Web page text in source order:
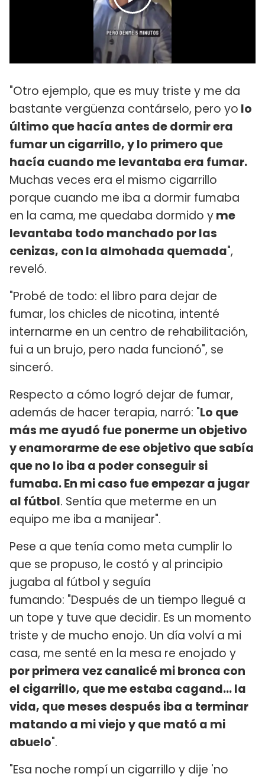
"Otro ejemplo, que es muy triste y me da
bastante vergüenza contárselo, pero yo lo
último que hacía antes de dormir era
fumar un cigarrillo, y lo primero que
hacía cuando me levantaba era fumar.
Muchas veces era el mismo cigarrillo
porque cuando me iba a dormir fumaba
en la cama, me quedaba dormido yme
levantaba todo manchado por las
cenizas, con la almohada quemada",
reveló.
"Probé de todo: el libro para dejar de
fumar, los chicles de nicotina, intenté
internarme en un centro de rehabilitación,
fui a un brujo, pero nada funcionó", se
sinceró.
Respecto a cómo logró dejar de fumar,
además de hacer terapia, narró: "Lo que
más me ayudó fue ponerme un objetivo
y enamorarme de ese objetivo que sabía
que no lo iba a poder conseguir si
fumaba. En mi caso fue empezar a jugar
al fútbol. Sentía que meterme en un
equipo me iba a manijear".
Pese a que tenía como meta cumplir lo
que se propuso, le costó y al principio
jugaba al fútbol y seguía
fumando: "Después de un tiempo llegué a
un tope y tuve que decidir. Es un momento
triste y de mucho enojo. Un día volví a mi
casa, me senté en la mesa re enojado y
por primera vez canalicé mi bronca con
el cigarrillo, que me estaba cagand... la
vida, que meses después iba a terminar
matando a mi viejo y que mató a mi
abuelo".
"Esa noche rompí un cigarrillo y dije 'no